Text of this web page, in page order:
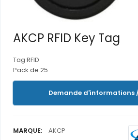
AKCP RFID Key Tag
Tag RFID
Pack de 25
Demande d'informations
MARQUE:
AKCP